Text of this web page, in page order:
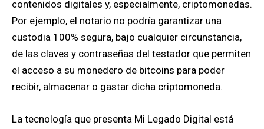
contenidos digitales y, especialmente, criptomonedas.
Por ejemplo, el notario no podría garantizar una
custodia 100% segura, bajo cualquier circunstancia,
de las claves y contraseñas del testador que permiten
el acceso a su monedero de bitcoins para poder
recibir, almacenar o gastar dicha criptomoneda.
La tecnología que presenta Mi Legado Digital está